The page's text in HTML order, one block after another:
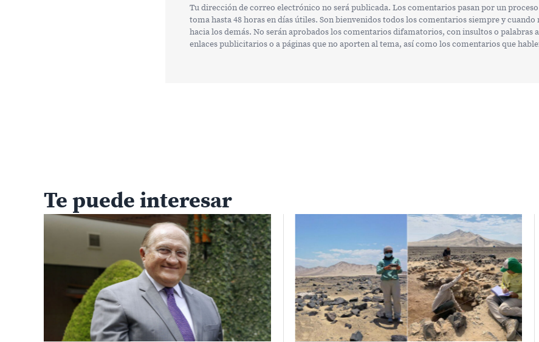
Tu dirección de correo electrónico no será publicada. Los comentarios pasan por un
toma hasta 48 horas en días útiles. Son bienvenidos todos los comentarios siempre y cuando
hacia los demás. No serán aprobados los comentarios difamatorios, con insultos o palabras
enlaces publicitarios o a páginas que no aporten al tema, así como los comentarios que
Te puede interesar